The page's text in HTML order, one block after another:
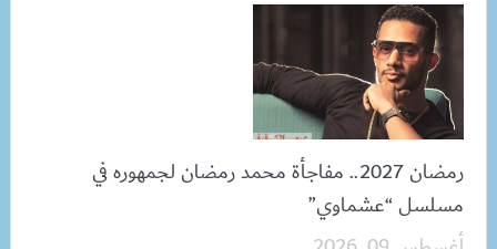
رمضان 2027.. مفاجأة محمد رمضان لجمهوره في
مسلسل “عشماوي”